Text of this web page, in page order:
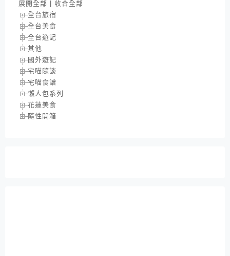
展開全部
收合全部
全台旅宿
全台美食
全台遊記
其他
國外遊記
宅喵隨談
宅喵食譜
懶人包系列
花蓮美食
隨性開箱